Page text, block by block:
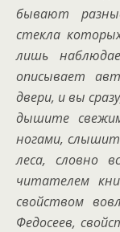
бывают
стекла
лишь
описывает
двери, и вы
дышите
ногами,
леса, словно
читателем
свойством
Федосеев,